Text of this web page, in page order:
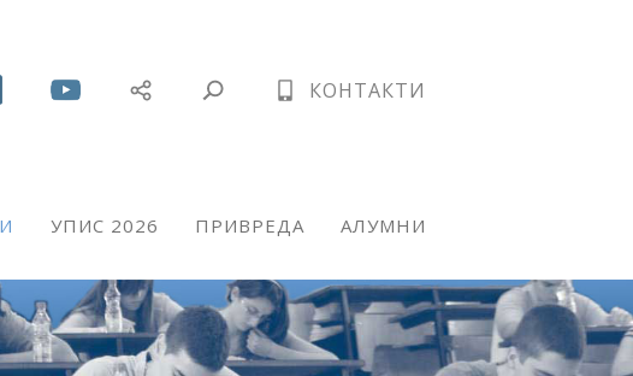
КОНТАКТИ
УПИС 2026 ПРИВРЕДА АЛУМНИ